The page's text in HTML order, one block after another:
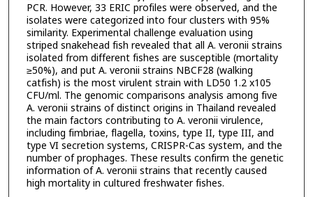
PCR. However, 33 ERIC profiles were observed, and the
isolates were categorized into four clusters with 95%
similarity. Experimental challenge evaluation using
striped snakehead fish revealed that all A. veronii strains
isolated from different fishes are susceptible (mortality
≥50%), and put A. veronii strains NBCF28 (walking
catfish) is the most virulent strain with LD50 1.2 x105
CFU/ml. The genomic comparisons analysis among five
A. veronii strains of distinct origins in Thailand revealed
the main factors contributing to A. veronii virulence,
including fimbriae, flagella, toxins, type II, type III, and
type VI secretion systems, CRISPR-Cas system, and the
number of prophages. These results confirm the genetic
information of A. veronii strains that recently caused
high mortality in cultured freshwater fishes.